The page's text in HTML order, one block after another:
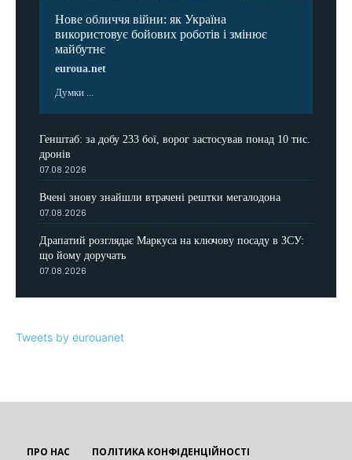
Нове обличчя війни: як Україна
використовує бойових роботів і змінює
майбутнє
euroua.net
Думки ...
Генштаб: за добу 233 бої, ворог застосував понад 10 тис.
дронів
07.08.2026
Вчені знову знайшли втрачені рештки мегалодона
07.08.2026
Драпатий розглядає Маркуса на ключову посаду в ЗСУ:
що йому доручать
07.08.2026
Tweets by eurouanet
ПРО НАС ПОЛІТИКА КОНФІДЕНЦІЙНОСТІ